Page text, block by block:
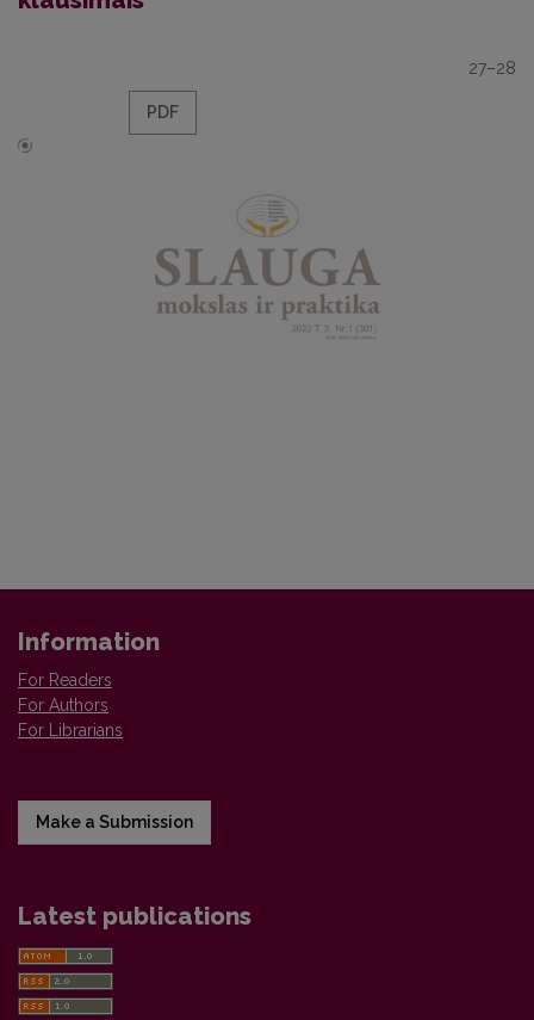
27–28
PDF
Information
For Readers
For Authors
For Librarians
Make a Submission
Latest publications